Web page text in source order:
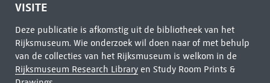
VISITE
Deze publicatie is afkomstig uit de bibliotheek van het
Rijksmuseum. Wie onderzoek wil doen naar of met behulp
van de collecties van het Rijksmuseum is welkom in de
Rijksmuseum Research Libraryen Study Room Prints &